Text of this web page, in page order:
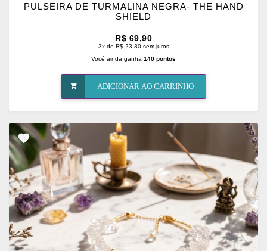
PULSEIRA DE TURMALINA NEGRA- THE HAND
SHIELD
R$ 69,90
3x de R$ 23,30 sem juros
Você ainda ganha 140 pontos
ADICIONAR AO CARRINHO
ADICIONAR
OS
FAVORITOS